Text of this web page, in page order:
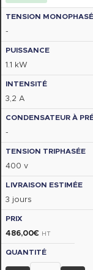
-
1.1 kW
3,2 A
-
400 v
3 jours
486,00€ HT